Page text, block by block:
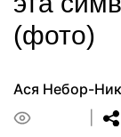
(фото)
Ася Небор-